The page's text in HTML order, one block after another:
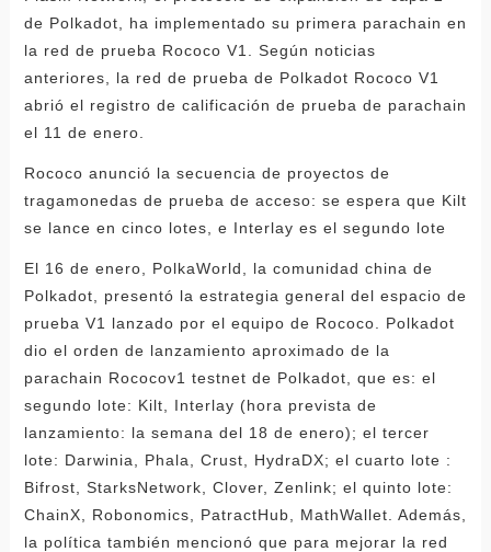
de Polkadot, ha implementado su primera parachain en
la red de prueba Rococo V1. Según noticias
anteriores, la red de prueba de Polkadot Rococo V1
abrió el registro de calificación de prueba de parachain
el 11 de enero.
Rococo anunció la secuencia de proyectos de
tragamonedas de prueba de acceso: se espera que Kilt
se lance en cinco lotes, e Interlay es el segundo lote
El 16 de enero, PolkaWorld, la comunidad china de
Polkadot, presentó la estrategia general del espacio de
prueba V1 lanzado por el equipo de Rococo. Polkadot
dio el orden de lanzamiento aproximado de la
parachain Rococov1 testnet de Polkadot, que es: el
segundo lote: Kilt, Interlay (hora prevista de
lanzamiento: la semana del 18 de enero); el tercer
lote: Darwinia, Phala, Crust, HydraDX; el cuarto lote :
Bifrost, StarksNetwork, Clover, Zenlink; el quinto lote:
ChainX, Robonomics, PatractHub, MathWallet. Además,
la política también mencionó que para mejorar la red